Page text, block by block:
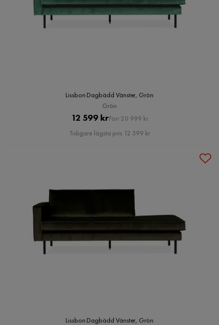
Lissbon Dagbädd Vänster, Grön
Grön
Pris
12 599 krOriginal
Pris
Förr 20 999 kr
Tidigare lägsta pris 12 599 kr
Lissbon Dagbädd Vänster, Grön